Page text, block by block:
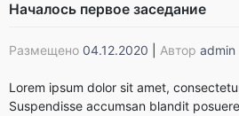
Началось первое заседание
Размещено 04.12.2020 Автор admin
Lorem ipsum dolor sit amet,
Suspendisse accumsan blandit